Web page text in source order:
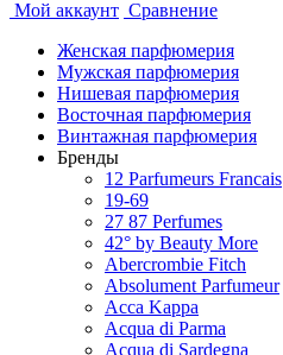
Мой аккаунт Сравнение
Женская парфюмерия
Мужская парфюмерия
Нишевая парфюмерия
Восточная парфюмерия
Винтажная парфюмерия
Бренды
12 Parfumeurs Francais
19-69
27 87 Perfumes
42° by Beauty More
Abercrombie Fitch
Absolument Parfumeur
Acca Kappa
Acqua di Parma
Acqua di Sardegna